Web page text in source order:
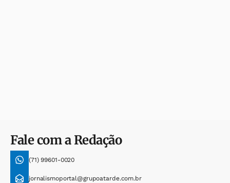
Fale com a Redação
(71) 99601-0020
jornalismoportal@grupoatarde.com.br